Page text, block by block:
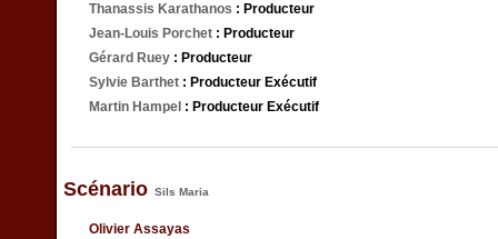
Thanassis Karathanos : Producteur
Jean-Louis Porchet : Producteur
Gérard Ruey : Producteur
Sylvie Barthet : Producteur Exécutif
Martin Hampel : Producteur Exécutif
Scénario Sils Maria
Olivier Assayas